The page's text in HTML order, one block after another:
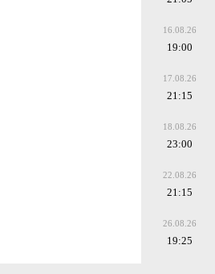
16.08.26
19:00
17.08.26
21:15
18.08.26
23:00
22.08.26
21:15
26.08.26
19:25